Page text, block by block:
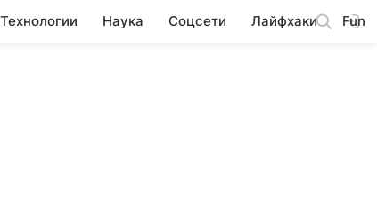
Технологии Наука Соцсети Лайфхаки Fun